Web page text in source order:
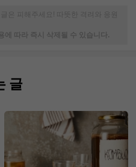
은 피해주세요! 따뜻한 격려와 응원
에 따라 즉시 삭제될 수 있습니다.
글